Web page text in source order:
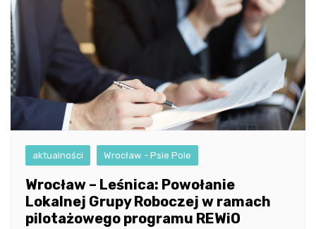
aktualności Wrocław - Psie Pole
Wrocław – Leśnica: Powołanie
Lokalnej Grupy Roboczej w ramach
pilotażowego programu REWiO